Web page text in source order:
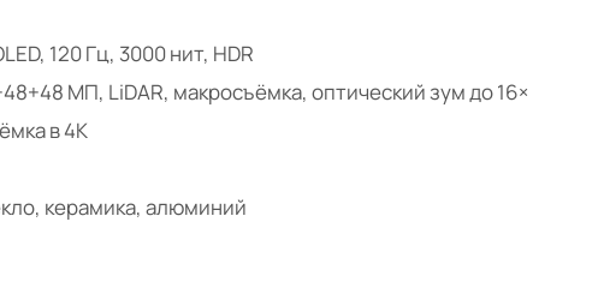
120 Гц, 3000 нит, HDR
МП, LiDAR, макросъёмка, оптический зум до 16×
в 4K
керамика, алюминий